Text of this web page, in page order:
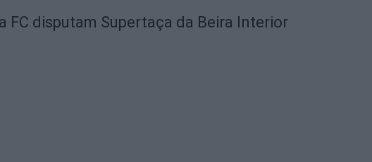
FC disputam Supertaça da Beira Interior